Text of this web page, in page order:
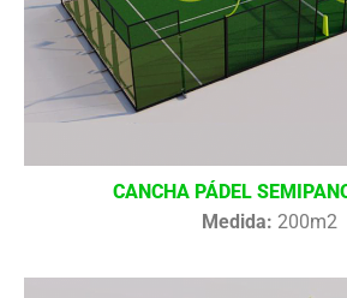
CANCHA PÁDEL
Medida: 200m2